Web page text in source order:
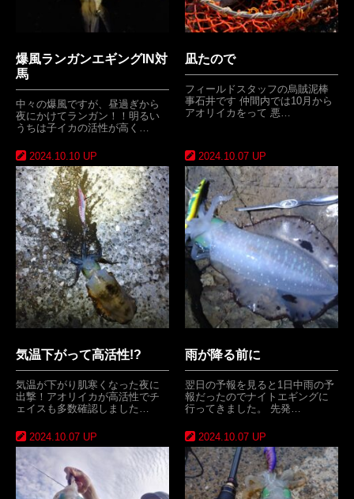
爆風ランガンエギングIN対
馬
中々の爆風ですが、昼過ぎから
夜にかけてランガン！！明るい
うちは子イカの活性が高く…
凪たので
フィールドスタッフの烏賊泥棒
事石井です 仲間内では10月から
アオリイカをって 悪…
2024.10.10 UP
気温下がって高活性!?
気温が下がり肌寒くなった夜に
出撃！アオリイカが高活性でチ
ェイスも多数確認しました…
2024.10.07 UP
雨が降る前に
翌日の予報を見ると1日中雨の予
報だったのでナイトエギングに
行ってきました。 先発…
2024.10.07 UP 2024.10.07 UP